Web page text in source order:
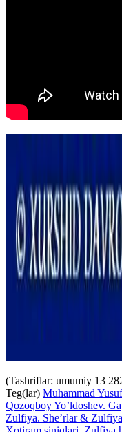
(Tashriflar: umumiy 13
Teg(lar) Muhammad Yusuf
Qozoqboy Yo’ldoshev.
Zulfiya. She’rlar &